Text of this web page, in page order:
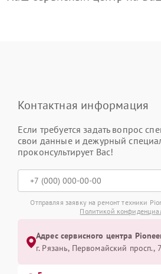
Контактная информация
Если требуется задать вопрос
свои данные и дежурный
проконсультирует Вас!
Отправляя заявку на ремонт техники
Политикой
Адрес сервисного центра
г. Рязань, Первомайский просп.,